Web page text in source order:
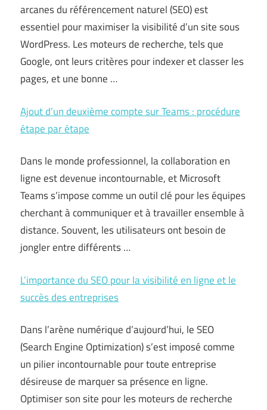
arcanes du référencement naturel (SEO) est
essentiel pour maximiser la visibilité d’un site sous
WordPress. Les moteurs de recherche, tels que
Google, ont leurs critères pour indexer et classer les
pages, et une bonne …
Ajout d’un deuxième compte sur Teams : procédure
étape par étape
Dans le monde professionnel, la collaboration en
ligne est devenue incontournable, et Microsoft
Teams s’impose comme un outil clé pour les équipes
cherchant à communiquer et à travailler ensemble à
distance. Souvent, les utilisateurs ont besoin de
jongler entre différents …
L’importance du SEO pour la visibilité en ligne et le
succès des entreprises
Dans l’arène numérique d’aujourd’hui, le SEO
(Search Engine Optimization) s’est imposé comme
un pilier incontournable pour toute entreprise
désireuse de marquer sa présence en ligne.
Optimiser son site pour les moteurs de recherche